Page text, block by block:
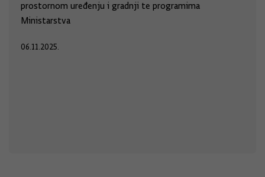
prostornom uređenju i gradnji te programima
Ministarstva
06.11.2025.